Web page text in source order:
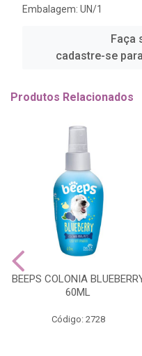
Embalagem: UN/1
Faça
cadastre-se
Produtos Relacionados
BEEPS COLONIA
60ML
Código: 2728